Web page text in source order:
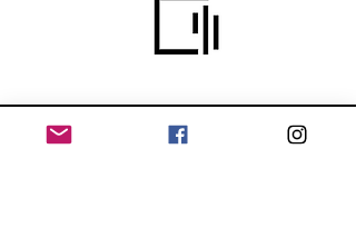
Home